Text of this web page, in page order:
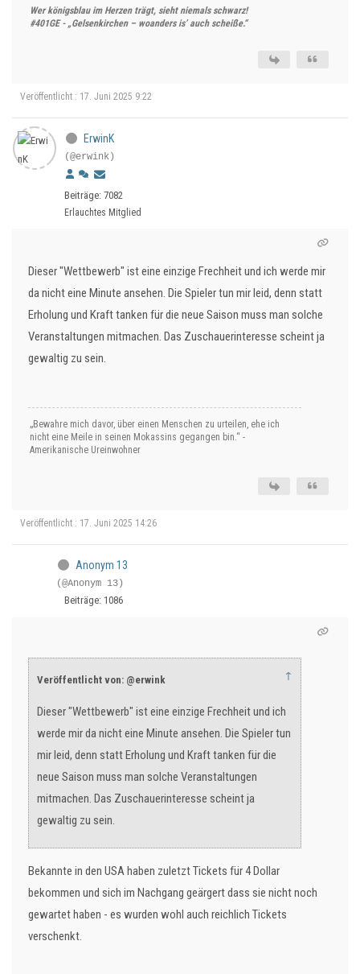
Wer königsblau im Herzen trägt, sieht niemals schwarz!
#401GE - „Gelsenkirchen – woanders is’ auch scheiße.“
Veröffentlicht : 17. Juni 2025 9:22
ErwinK
(@erwink)
Beiträge: 7082
Erlauchtes Mitglied
Dieser "Wettbewerb" ist eine einzige Frechheit und ich werde mir
da nicht eine Minute ansehen. Die Spieler tun mir leid, denn statt
Erholung und Kraft tanken für die neue Saison muss man solche
Veranstaltungen mitmachen. Das Zuschauerinteresse scheint ja
gewaltig zu sein.
„Bewahre mich davor, über einen Menschen zu urteilen, ehe ich
nicht eine Meile in seinen Mokassins gegangen bin.“ -
Amerikanische Ureinwohner
Veröffentlicht : 17. Juni 2025 14:26
Anonym 13
(@Anonym 13)
Beiträge: 1086
Veröffentlicht von: @erwink ↑
Dieser "Wettbewerb" ist eine einzige Frechheit und ich
werde mir da nicht eine Minute ansehen. Die Spieler tun
mir leid, denn statt Erholung und Kraft tanken für die
neue Saison muss man solche Veranstaltungen
mitmachen. Das Zuschauerinteresse scheint ja
gewaltig zu sein.
Bekannte in den USA haben zuletzt Tickets für 4 Dollar
bekommen und sich im Nachgang geärgert dass sie nicht noch
gewartet haben - es wurden wohl auch reichlich Tickets
verschenkt.